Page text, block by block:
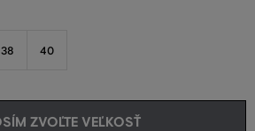
38 40
ZVOĽTE VEĽKOSŤ